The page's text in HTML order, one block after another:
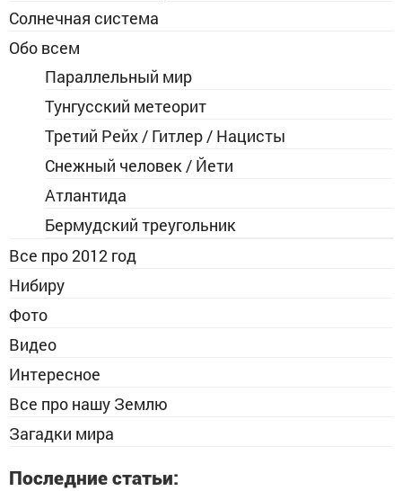
Солнечная система
Обо всем
Параллельный мир
Тунгусский метеорит
Третий Рейх / Гитлер / Нацисты
Снежный человек / Йети
Атлантида
Бермудский треугольник
Все про 2012 год
Нибиру
Фото
Видео
Интересное
Все про нашу Землю
Загадки мира
Последние статьи: